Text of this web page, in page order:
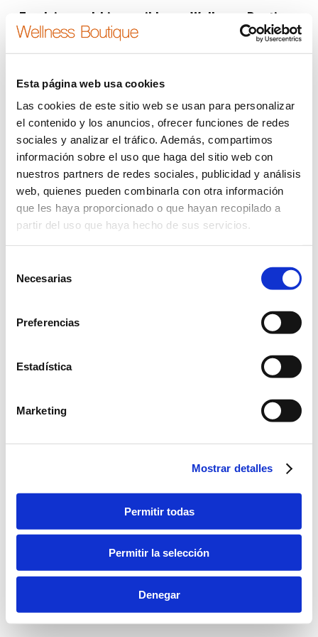
Esta página web usa cookies
Las cookies de este sitio web se usan para personalizar
el contenido y los anuncios, ofrecer funciones de redes
sociales y analizar el tráfico. Además, compartimos
información sobre el uso que haga del sitio web con
nuestros partners de redes sociales, publicidad y análisis
web, quienes pueden combinarla con otra información
que les haya proporcionado o que hayan recopilado a
partir del uso que haya hecho de sus servicios.
Necesarias
Preferencias
Estadística
Marketing
Mostrar detalles
Permitir todas
Permitir la selección
Denegar
Emulsion-gel-biosensible-en-Wellness-Boutique
Estás aquí:
Inicio Emulsion-gel-biosensible-en-Wellness-Boutique
premium WordPress themes